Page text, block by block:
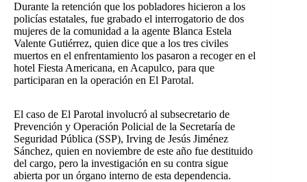
Durante la retención que los pobladores hicieron a los
policías estatales, fue grabado el interrogatorio de dos
mujeres de la comunidad a la agente Blanca Estela
Valente Gutiérrez, quien dice que a los tres civiles
muertos en el enfrentamiento los pasaron a recoger en el
hotel Fiesta Americana, en Acapulco, para que
participaran en la operación en El Parotal.
El caso de El Parotal involucró al subsecretario de
Prevención y Operación Policial de la Secretaría de
Seguridad Pública (SSP), Irving de Jesús Jiménez
Sánchez, quien en noviembre de este año fue destituido
del cargo, pero la investigación en su contra sigue
abierta por un órgano interno de esta dependencia.